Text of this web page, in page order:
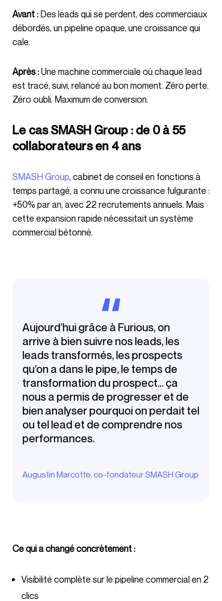
Avant : Des leads qui se perdent, des commerciaux
débordés, un pipeline opaque, une croissance qui
cale.
Après :Une machine commerciale où chaque lead
est tracé, suivi, relancé au bon moment. Zéro perte.
Zéro oubli. Maximum de conversion.
Le cas SMASH Group : de 0 à 55
collaborateurs en 4 ans
SMASH Group, cabinet de conseil en fonctions à
temps partagé, a connu une croissance fulgurante :
+50% par an, avec 22 recrutements annuels. Mais
cette expansion rapide nécessitait un système
commercial bétonné.
Aujourd’hui grâce à Furious, on
arrive à bien suivre nos leads, les
leads transformés, les prospects
qu’on a dans le pipe, le temps de
transformation du prospect… ça
nous a permis de progresser et de
bien analyser pourquoi on perdait tel
ou tel lead et de comprendre nos
performances.
Augustin Marcotte, co-fondateur SMASH Group
Ce qui a changé concrètement :
Visibilité complète sur le pipeline commercial en 2
clics